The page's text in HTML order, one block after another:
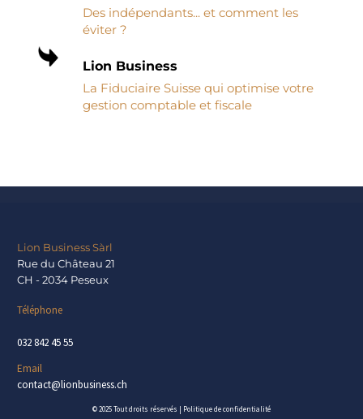
Des indépendants... et comment les
éviter ?
Lion Business
La Fiduciaire Suisse qui optimise votre
gestion comptable et fiscale
Lion Business Sàrl
Rue du Château 21
CH - 2034 Peseux
Téléphone
032 842 45 55
Email
contact@lionbusiness.ch
© 2025 Tout droits réservés | Politique de confidentialité